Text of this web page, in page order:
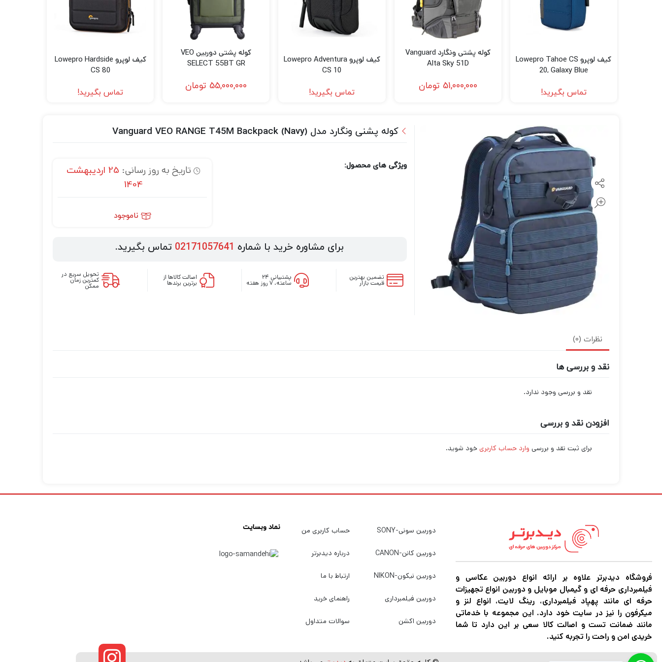
لنز سامیانگ-Samyang
لنز فوجی فیلم – FujiFilm
لنز موبایل
کیف لوپرو Lowepro Tahoe CS
20, Galaxy Blue
تماس بگیرید!
کوله پشتی ونگارد Vanguard
Alta Sky 51D
51,000,000 تومان
کیف لوپرو Lowepro Adventura
CS 10
تماس بگیرید!
کوله پشتی دوربین VEO
SELECT 55BT GR
55,000,000 تومان
کیف لوپرو Lowepro Hardside
CS 80
تماس بگیرید!
کوله پشنی ونگارد مدل Vanguard VEO RANGE T45M Backpack (Navy)
ویژگی های محصول: تاریخ به روز رسانی:
25 اردیبهشت
1404
ناموجود
برای مشاوره خرید با شماره 02171057641 تماس بگیرید.
تضمین بهترین
قیمت بازار
پشتیبانی ۲۴
ساعته، ۷ روز هفته
اصالت کالاها از
برترین برندها
تحویل سریع در
کمترین زمان
ممکن
نظرات (0)
نقد و بررسی ها
نقد و بررسی وجود ندارد.
افزودن نقد و بررسی
برای ثبت نقد و بررسی وارد حساب کاربری خود شوید.
فروشگاه دیدبرتر علاوه بر ارائه انواع دوربین عکاسی و
فیلمبرداری حرفه ای و گیمبال موبایل و دوربین انواع تجهیزات
حرفه ای مانند پهپاد فیلمبرداری، رینگ لایت، انواع لنز و
میکرفون را نیز در سایت خود دارد. این مجموعه با خدماتی
مانند ضمانت تست و اصالت کالا سعی بر این دارد تا شما
خریدی امن و راحت را تجربه کنید.
دوربین سونی-SONY
دوربین کانن-CANON
دوربین نیکون-NIKON
دوربین فیلمبرداری
دوربین اکشن
حساب کاربری من
درباره دیدبرتر
ارتباط با ما
راهنمای خرید
سوالات متداول
نماد وبسایت